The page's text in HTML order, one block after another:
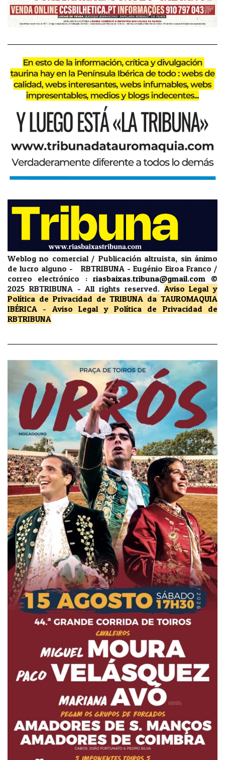
Weblog no comercial / Publicación altruista, sin ánimo
de lucro alguno - RBTRIBUNA - Eugénio Eiroa Franco /
correo electrónico : riasbaixas.tribuna@gmail.com
©
2025 RBTRIBUNA -All rights reserved. Aviso Legal y
Política de Privacidad de TRIBUNA da TAUROMAQUIA
IBÉRICA - Aviso Legal y Política de Privacidad
de
RBTRIBUNA